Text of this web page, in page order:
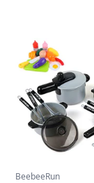
BeebeeRun